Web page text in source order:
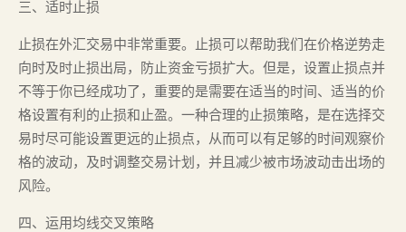
三、适时止损
止损在外汇交易中非常重要。止损可以帮助我们在价格逆势走
向时及时止损出局，防止资金亏损扩大。但是，设置止损点并
不等于你已经成功了，重要的是需要在适当的时间、适当的价
格设置有利的止损和止盈。一种合理的止损策略，是在选择交
易时尽可能设置更远的止损点，从而可以有足够的时间观察价
格的波动，及时调整交易计划，并且减少被市场波动击出场的
风险。
四、运用均线交叉策略